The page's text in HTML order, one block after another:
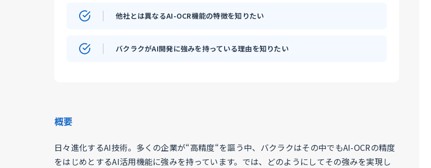
他社とは異なるAI-OCR機能の特徴を知りたい
バクラクがAI開発に強みを持っている理由を知りたい
概要
日々進化するAI技術。多くの企業が“高精度“を謳う中、バクラクはその中でもAI-OCRの精度
をはじめとするAI活用機能に強みを持っています。では、どのようにしてその強みを実現し